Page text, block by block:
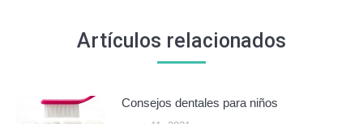
Artículos relacionados
Consejos dentales para niños